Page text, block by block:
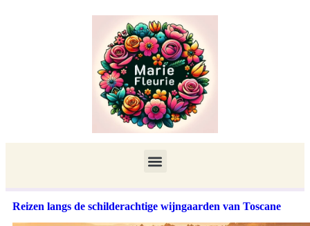
Reizen langs de schilderachtige wijngaarden van Toscane